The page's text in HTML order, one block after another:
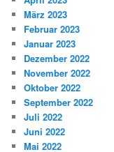
März 2023
Februar 2023
Januar 2023
Dezember 2022
November 2022
Oktober 2022
September 2022
Juli 2022
Juni 2022
Mai 2022